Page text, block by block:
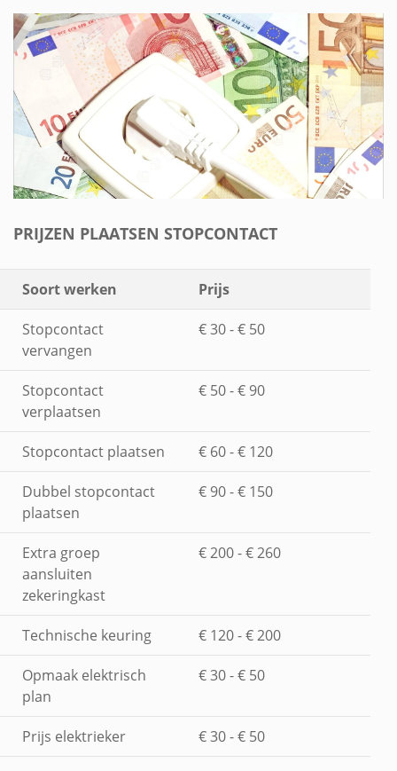
PRIJZEN PLAATSEN STOPCONTACT
Soort werken Prijs
Stopcontact
vervangen
€ 30 - € 50
Stopcontact
verplaatsen
€ 50 - € 90
Stopcontact plaatsen € 60 - € 120
Dubbel stopcontact
plaatsen
€ 90 - € 150
Extra groep
aansluiten
zekeringkast
€ 200 - € 260
Technische keuring € 120 - € 200
Opmaak elektrisch
plan
€ 30 - € 50
Prijs elektrieker € 30 - € 50